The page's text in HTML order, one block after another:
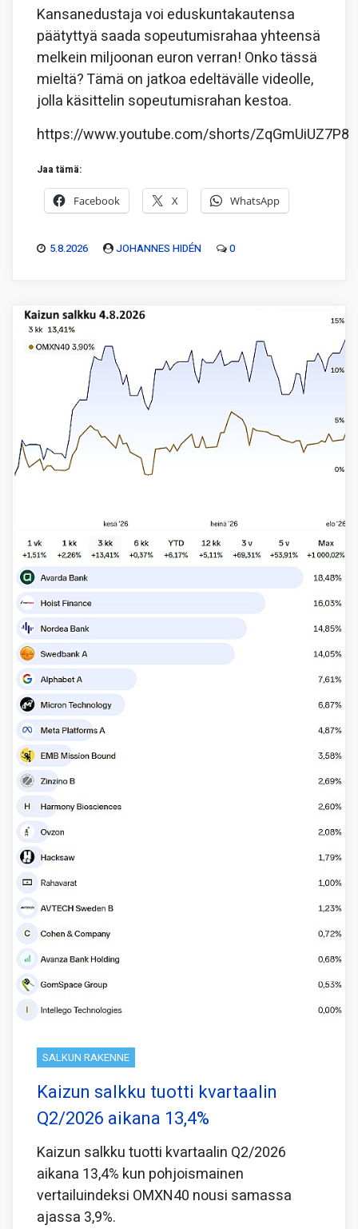
Kansanedustaja voi eduskuntakautensa
päätyttyä saada sopeutumisrahaa yhteensä
melkein miljoonan euron verran! Onko tässä
mieltä? Tämä on jatkoa edeltävälle videolle,
jolla käsittelin sopeutumisrahan kestoa.
https://www.youtube.com/shorts/ZqGmUiUZ7P8
Jaa tämä:
Facebook X WhatsApp
5.8.2026 JOHANNES HIDÉN 0
SALKUN RAKENNE
Kaizun salkku tuotti kvartaalin
Q2/2026 aikana 13,4%
Kaizun salkku tuotti kvartaalin Q2/2026
aikana 13,4% kun pohjoismainen
vertailuindeksi OMXN40 nousi samassa
ajassa 3,9%.